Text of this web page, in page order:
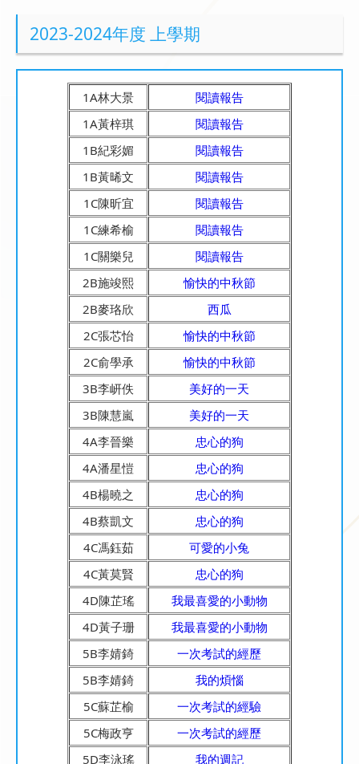
2023-2024年度 上學期
1A林大景
閱讀報告
1A黃梓琪
閱讀報告
1B紀彩媚
閱讀報告
1B黃晞文
閱讀報告
1C陳昕宜
閱讀報告
1C練希榆
閱讀報告
1C關樂兒
閱讀報告
2B施竣熙
愉快的中秋節
2B麥珞欣
西瓜
2C張芯怡
愉快的中秋節
2C俞學承
愉快的中秋節
3B李岍佚
美好的一天
3B陳慧嵐
美好的一天
4A李晉樂
忠心的狗
4A潘星愷
忠心的狗
4B楊曉之
忠心的狗
4B蔡凱文
忠心的狗
4C馮鈺茹
可愛的小兔
4C黃莫賢
忠心的狗
4D陳芷瑤
我最喜愛的小動物
4D黃子珊
我最喜愛的小動物
5B李婧錡
一次考試的經歷
5B李婧錡
我的煩惱
5C蘇芷榆
一次考試的經驗
5C梅政亨
一次考試的經歷
5D李泳瑤
我的週記